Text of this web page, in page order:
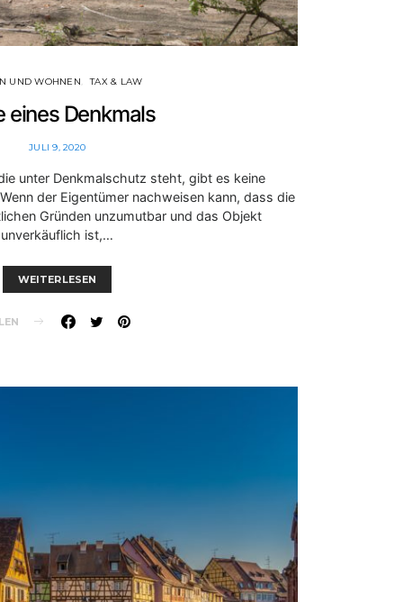
UND WOHNEN TAX & LAW
eines Denkmals
JULI 9, 2020
unter Denkmalschutz steht, gibt es keine
der Eigentümer nachweisen kann, dass die
Gründen unzumutbar und das Objekt
unverkäuflich ist,…
WEITERLESEN